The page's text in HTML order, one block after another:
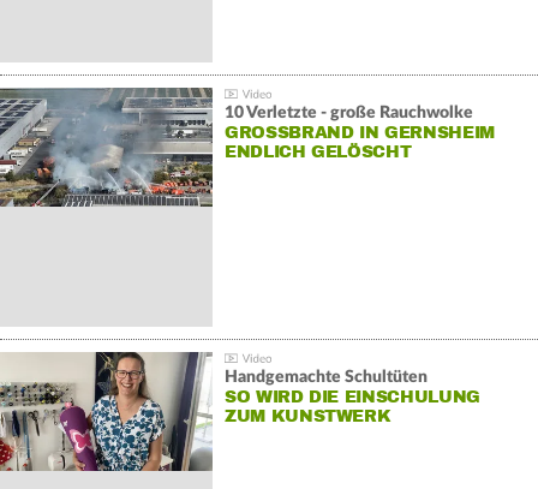
10 Verletzte - große Rauchwolke
GROSSBRAND IN GERNSHEIM E
NDLICH GELÖSCHT
Handgemachte Schultüten
SO WIRD DIE EINSCHULUNG
ZUM KUNSTWERK